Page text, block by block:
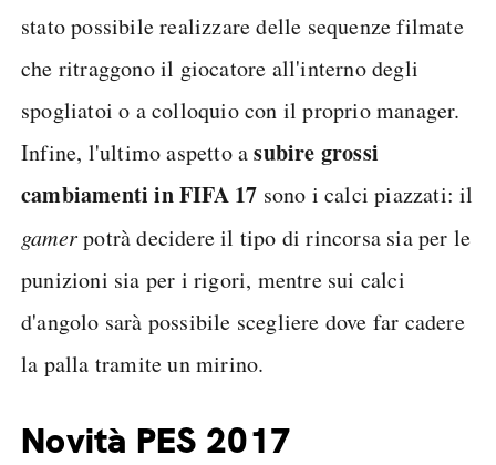
stato possibile realizzare delle sequenze filmate
che ritraggono il giocatore all'interno degli
spogliatoi o a colloquio con il proprio manager.
Infine, l'ultimo aspetto asubire grossi
cambiamenti in FIFA 17 sono i calci piazzati: il
gamerpotrà decidere il tipo di rincorsa sia per le
punizioni sia per i rigori, mentre sui calci
d'angolo sarà possibile scegliere dove far cadere
la palla tramite un mirino.
Novità PES 2017